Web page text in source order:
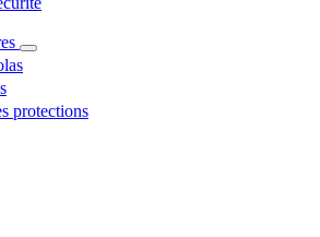
protections